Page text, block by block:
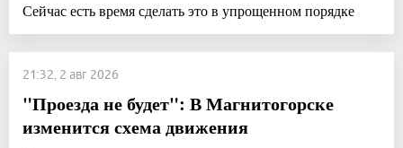
Сейчас есть время сделать это в упрощенном порядке
21:32, 2 авг 2026
"Проезда не будет": В Магнитогорске
изменится схема движения